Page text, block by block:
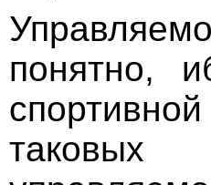
понятно,
таковых